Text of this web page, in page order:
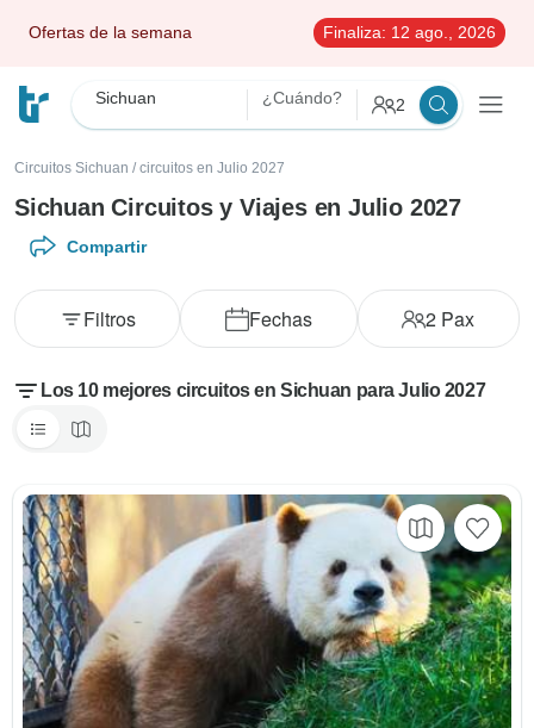
Ofertas de la semana Finaliza: 12 ago., 2026
Sichuan ¿Cuándo? 2
Circuitos Sichuan / circuitos en Julio 2027
Sichuan Circuitos y Viajes en Julio 2027
Compartir
Fechas 2 Pax
Filtros
Los 10 mejores circuitos en Sichuan para Julio 2027